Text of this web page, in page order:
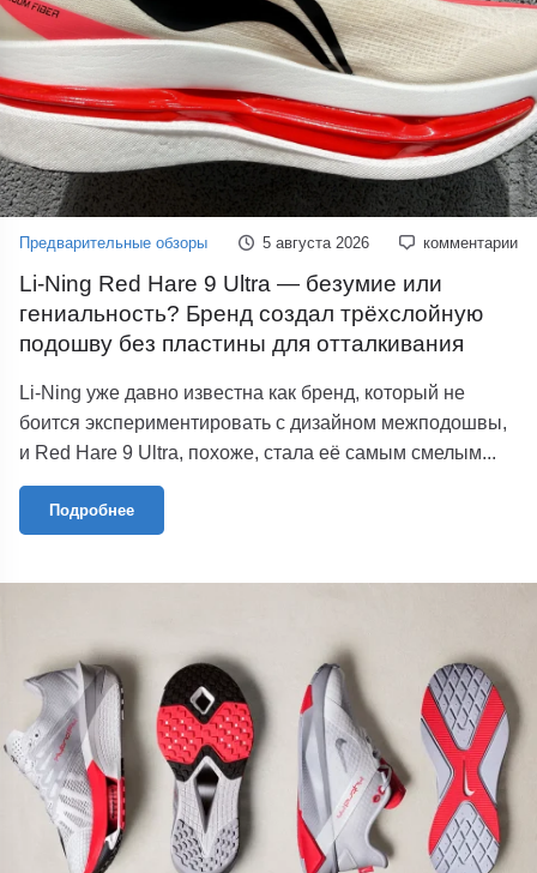
Предварительные обзоры 5 августа 2026 комментарии
Li-Ning Red Hare 9 Ultra — безумие или
гениальность? Бренд создал трёхслойную
подошву без пластины для отталкивания
Li-Ning уже давно известна как бренд, который не
боится экспериментировать с дизайном межподошвы,
и Red Hare 9 Ultra, похоже, стала её самым смелым...
Подробнее